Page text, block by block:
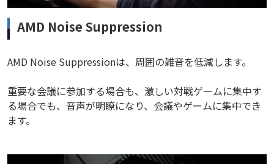
AMD Noise Suppression
AMD Noise Suppressionは、周囲の雑音を低減します。
重要な会議に参加する場合も、激しい対戦ゲームに集中す
る場合でも、音声が明瞭になり、会議やゲームに集中でき
ます。